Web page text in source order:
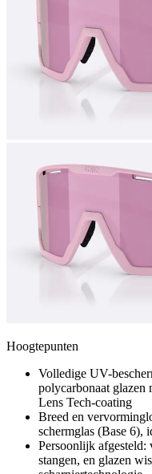
Hoogtepunten
Volledige UV-
polycarbonaat glazen
Lens Tech-coating
Breed en
schermglas (Base 6),
Persoonlijk afgesteld:
stangen, en glazen